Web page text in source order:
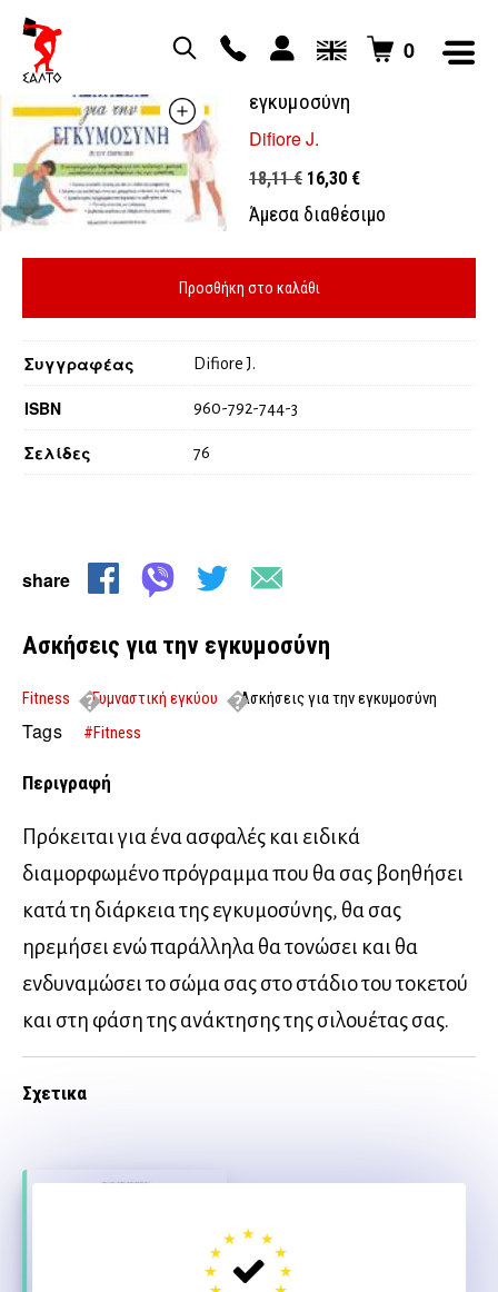
0
εγκυμοσύνη
Difiore J.
18,11€ Original
price
18,11 €.
16,30 €Η
τρέχουσα
τιμή
είναι:
Άμεσα διαθέσιμο
Προσθήκη στο καλάθι
Συγγραφέας Difiore J.
ISBN 960-792-744-3
Σελίδες 76
share
Ασκήσεις για την εγκυμοσύνη
Fitness Γυμναστική εγκύου Ασκήσεις για την εγκυμοσύνη
Tags #Fitness
Περιγραφή
Πρόκειται για ένα ασφαλές και ειδικά
διαμορφωμένο πρόγραμμα που θα σας βοηθήσει
κατά τη διάρκεια της εγκυμοσύνης, θα σας
ηρεμήσει ενώ παράλληλα θα τονώσει και θα
ενδυναμώσει το σώμα σας στο στάδιο του τοκετού
και στη φάση της ανάκτησης της σιλουέτας σας.
Σχετικα